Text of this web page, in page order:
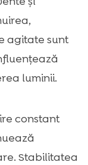
agitate sunt
luminii.
constant
Stabilitatea